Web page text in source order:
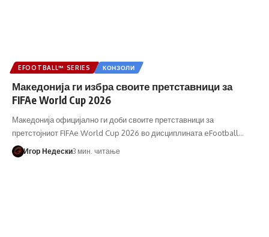
EFOOTBALL™ SERIES КОНЗОЛИ
Македонија ги избра своите претставници за
FIFAe World Cup 2026
Македонија официјално ги доби своите претставници за
претстојниот FIFAe World Cup 2026 во дисциплината eFootball…
Игор Недески3 мин. читање